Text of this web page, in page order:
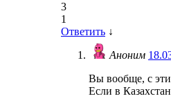
3
1
Ответить ↓
Аноним
Вы вообще, с
Если в